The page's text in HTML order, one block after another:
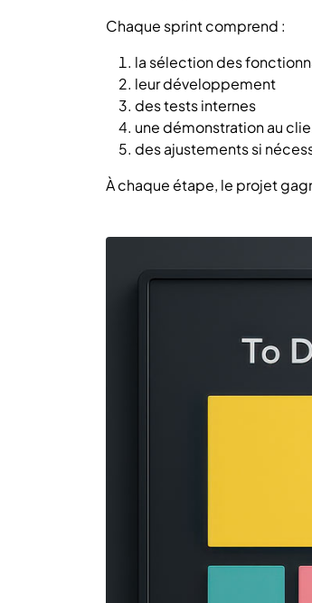
Chaque sprint comprend :
la sélection des
leur développement
des tests internes
une démonstration au
des ajustements si
À chaque étape, le projet